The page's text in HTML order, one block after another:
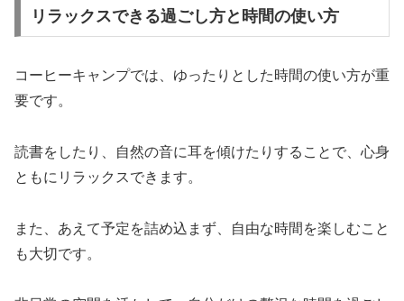
リラックスできる過ごし方と時間の使い方
コーヒーキャンプでは、ゆったりとした時間の使い方が重
要です。
読書をしたり、自然の音に耳を傾けたりすることで、心身
ともにリラックスできます。
また、あえて予定を詰め込まず、自由な時間を楽しむこと
も大切です。